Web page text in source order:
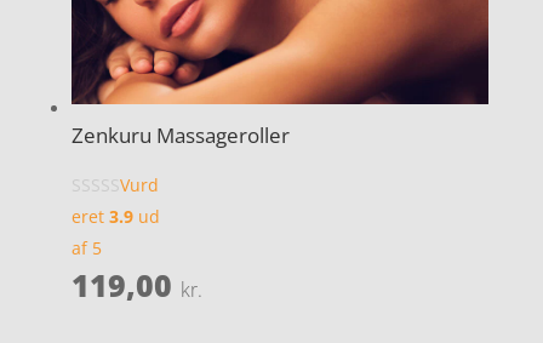
Zenkuru Massageroller
Vurd
eret 3.9ud
af 5
119,00 kr.